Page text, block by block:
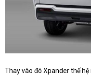
Thay vào đó Xpander thế